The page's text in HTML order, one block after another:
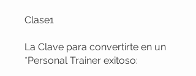
Clase1
La Clave para convertirte en un
*Personal Trainer exitoso: